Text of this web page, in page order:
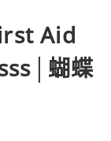
Aid
蝴蝶